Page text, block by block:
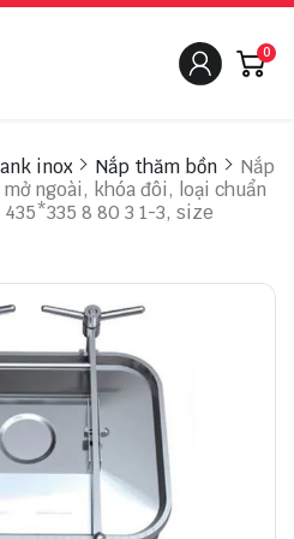
0
inox Nắp thăm bồn
Nắp
ngoài, khóa đôi, loại chuẩn
8 80 3 1-3, size